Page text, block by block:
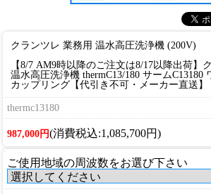
クランツレ 業務用 温水高圧洗浄機 (200V)
【8/7 AM9時以降のご注文は8/17以降出荷】
温水高圧洗浄機 thermC13/180 サームC13180
カップリング【代引き不可・メーカー直送】
thermc13180
987,000円(消費税込:1,085,700円)
ご使用地域の周波数をお選び下さい